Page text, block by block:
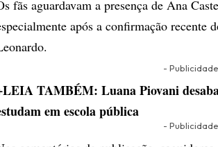
fãs aguardavam a presença de Ana
após a confirmação recente
-
TAMBÉM: Luana Piovani
em escola pública
-